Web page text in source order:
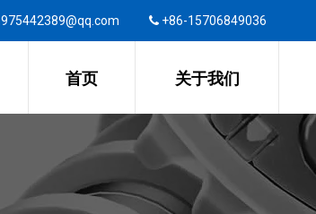
975442389@qq.com +86-15706849036
首页 关于我们